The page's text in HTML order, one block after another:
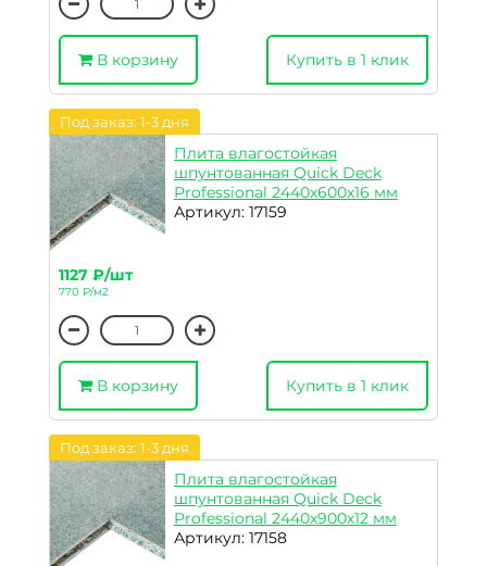
В корзину Купить в 1 клик
Под заказ: 1-3 дня
Плита влагостойкая
шпунтованная Quick Deck
Professional 2440х600х16 мм
Артикул: 17159
1127 ₽/шт
770 ₽/м2
В корзину Купить в 1 клик
Под заказ: 1-3 дня
Плита влагостойкая
шпунтованная Quick Deck
Professional 2440х900х12 мм
Артикул: 17158